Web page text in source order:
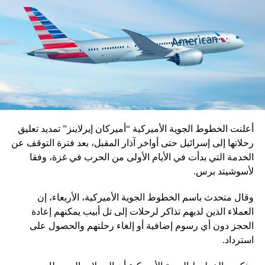
أعلنت الخطوط الجوية الأميركية “أميركان إيرلاينز” تمديد تعليق
رحلاتها إلى إسرائيل حتى أواخر آذار المقبل، بعد فترة التوقف عن
الخدمة التي بدأت في الأيام الأولى من الحرب في غزة، وفقا
لأسوشيتد برس.
وقال متحدث باسم الخطوط الجوية الأميركية، الأربعاء، إن
العملاء الذين لديهم تذاكر لرحلات إلى تل أبيب يمكنهم إعادة
الحجز دون أي رسوم إضافية أو إلغاء رحلتهم والحصول على
استرداد.